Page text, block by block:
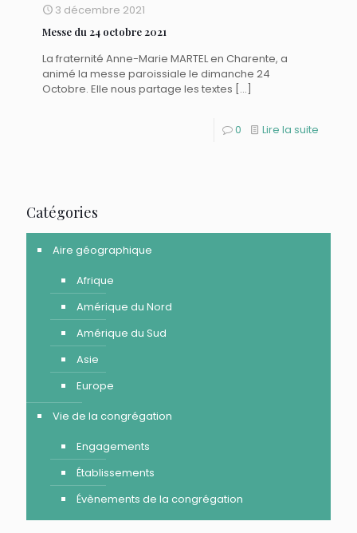
3 décembre 2021
Messe du 24 octobre 2021
La fraternité Anne-Marie MARTEL en Charente, a
animé la messe paroissiale le dimanche 24
Octobre. Elle nous partage les textes […]
0 Lire la suite
Catégories
Aire géographique
Afrique
Amérique du Nord
Amérique du Sud
Asie
Europe
Vie de la congrégation
Engagements
Établissements
Évènements de la congrégation